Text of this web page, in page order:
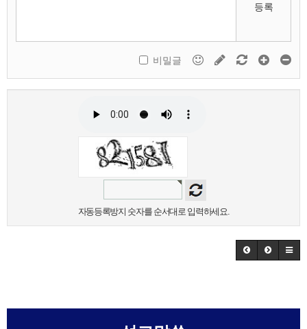
등록
비밀글
자동등록방지 숫자를 순서대로 입력하세요.